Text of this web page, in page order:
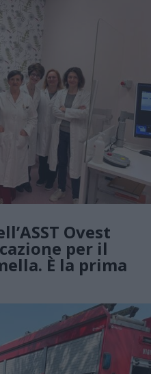
Ovest
per il
È la prima